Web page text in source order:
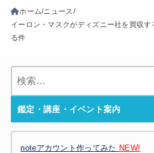
ホーム ニュース
イーロン・マスクがディズニー社を買収
る件
鑑定・講座・イベント案内
noteアカウント作ってみた NEW!